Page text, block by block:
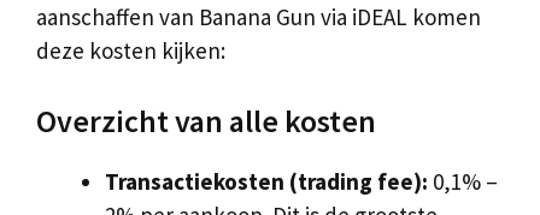
aanschaffen van Banana Gun via iDEAL komen
deze kosten kijken:
Overzicht van alle kosten
Transactiekosten (trading fee): 0,1% –